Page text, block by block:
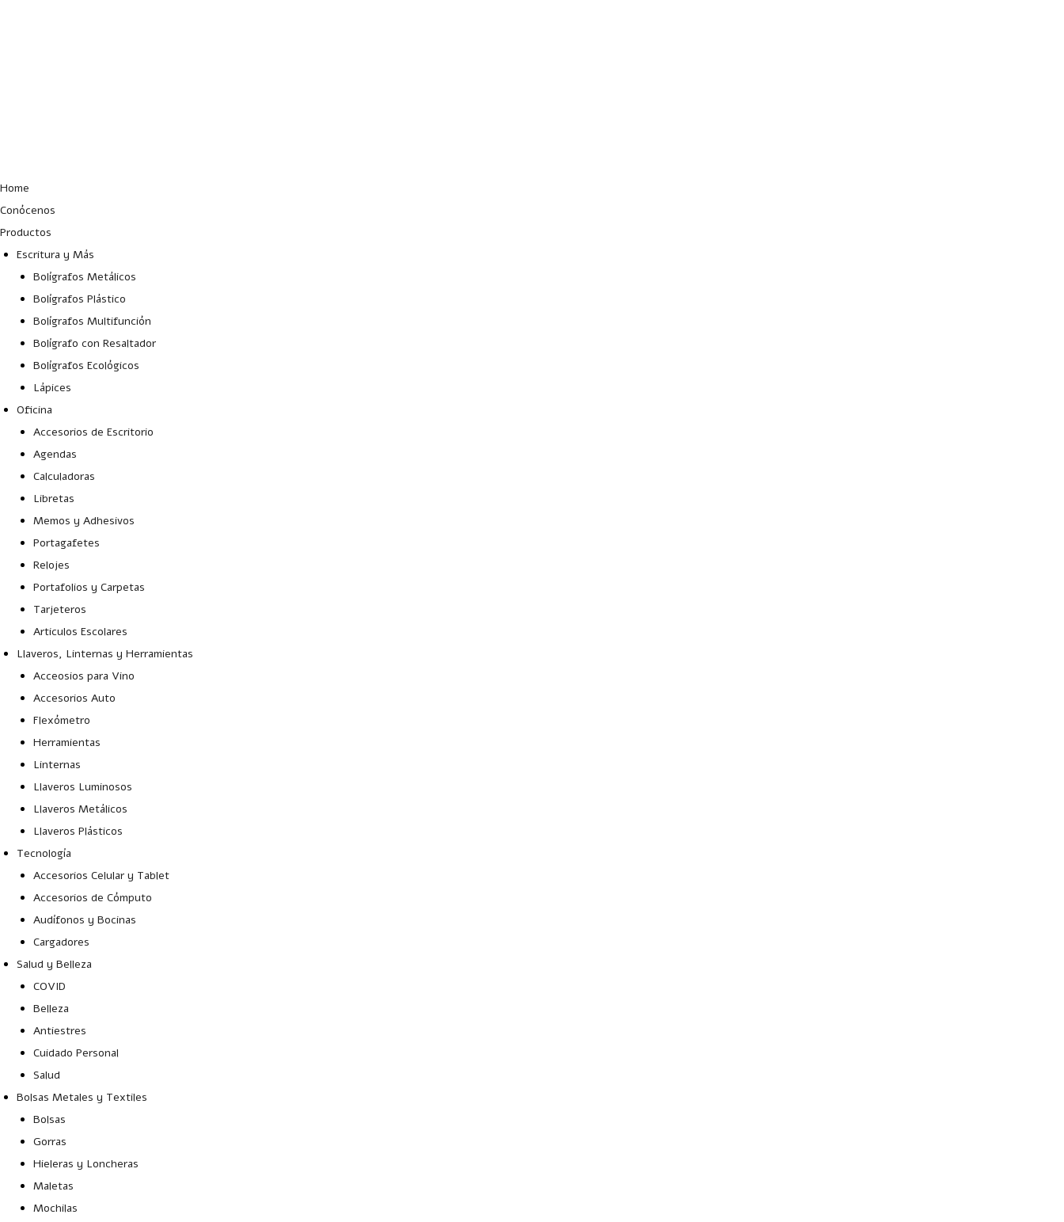
Home
Conócenos
Productos
Escritura y Más
Bolígrafos Metálicos
Bolígrafos Plástico
Bolígrafos Multifunción
Bolígrafo con Resaltador
Bolígrafos Ecológicos
Lápices
Oficina
Accesorios de Escritorio
Agendas
Calculadoras
Libretas
Memos y Adhesivos
Portagafetes
Relojes
Portafolios y Carpetas
Tarjeteros
Articulos Escolares
Llaveros, Linternas y Herramientas
Acceosios para Vino
Accesorios Auto
Flexómetro
Herramientas
Linternas
Llaveros Luminosos
Llaveros Metálicos
Llaveros Plásticos
Tecnología
Accesorios Celular y Tablet
Accesorios de Cómputo
Audífonos y Bocinas
Cargadores
Salud y Belleza
COVID
Belleza
Antiestres
Cuidado Personal
Salud
Bolsas Metales y Textiles
Bolsas
Gorras
Hieleras y Loncheras
Maletas
Mochilas